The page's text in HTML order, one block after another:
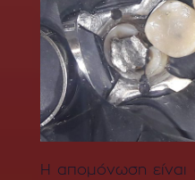
Η απομόνωση είναι